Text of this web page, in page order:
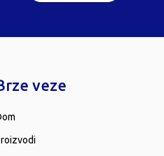
veze